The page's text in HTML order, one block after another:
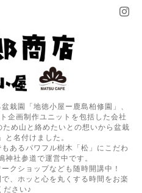
栽園「地徳小屋ー鹿島柏修園」、
企画制作ユニットを包括した会社
め山と絡めたいとの想いから盆栽
と名付けました。
あるパワフル樹木「松」にこだわ
神社参道で運営中です。
クショップなども随時開講中！
、ホッと心を丸くする時間をお楽
ださい♪